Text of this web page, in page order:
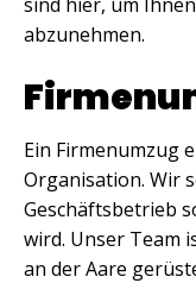
abzunehmen.
Ein Firmenumzug
Organisation. Wir
Geschäftsbetrieb
wird. Unser Team
an der Aare